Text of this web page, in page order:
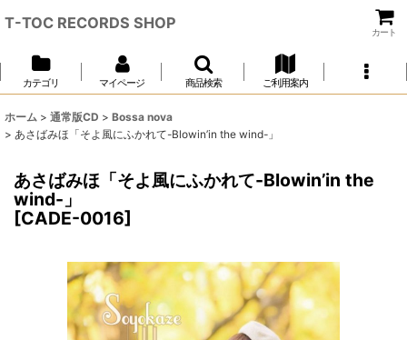
T-TOC RECORDS SHOP
カート
カテゴリ マイページ 商品検索 ご利用案内
ホーム > 通常版CD > Bossa nova
> あさばみほ「そよ風にふかれて-Blowin’in the wind-」
あさばみほ「そよ風にふかれて-Blowin’in the
wind-」
[CADE-0016]